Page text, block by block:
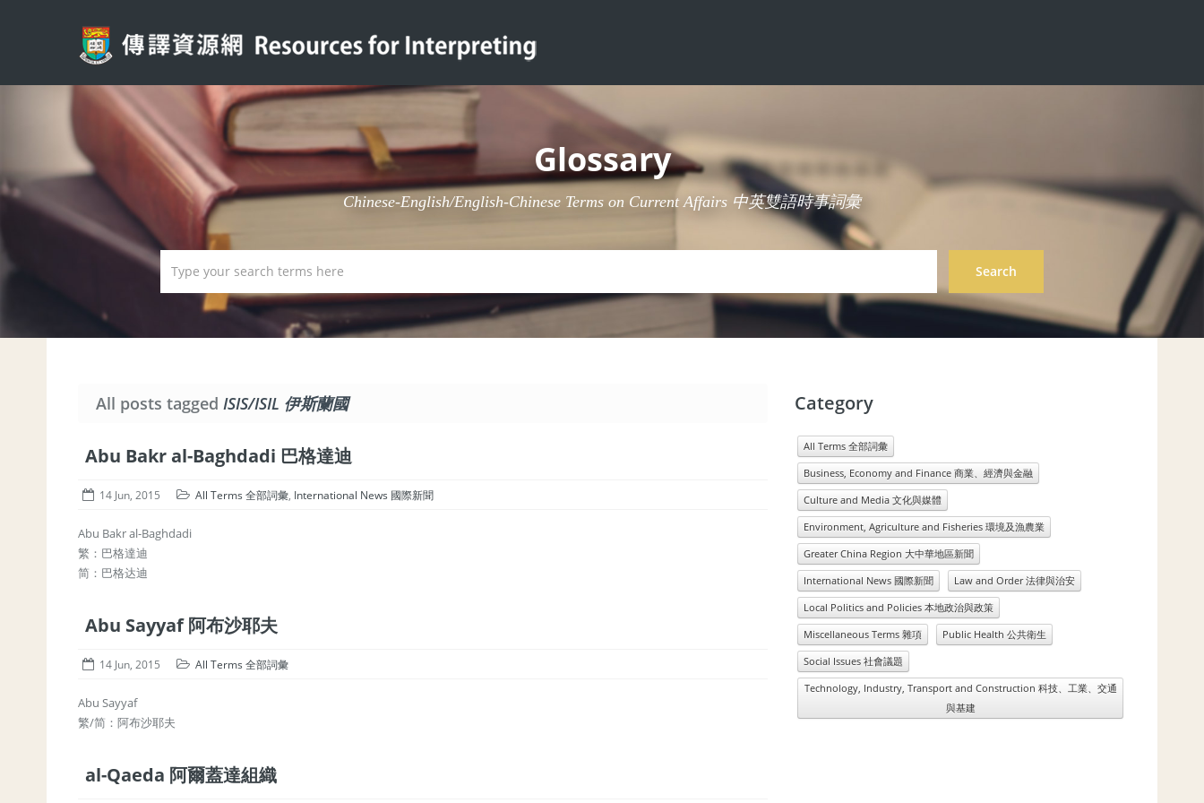
Glossary
Chinese-English/English-Chinese Terms on Current Affairs 中英雙語時事詞彙
All posts tagged ISIS/ISIL 伊斯蘭國
Abu Bakr al-Baghdadi 巴格達迪
14 Jun, 2015 All Terms 全部詞彙, International News 國際新聞
Abu Bakr al-Baghdadi
繁：巴格達迪
简：巴格达迪
Abu Sayyaf 阿布沙耶夫
14 Jun, 2015 All Terms 全部詞彙
Abu Sayyaf
繁/简：阿布沙耶夫
al-Qaeda 阿爾蓋達組織
Category
All Terms 全部詞彙
Business, Economy and Finance 商業、經濟與金融
Culture and Media 文化與媒體
Environment, Agriculture and Fisheries 環境及漁農業
Greater China Region 大中華地區新聞
International News 國際新聞
Law and Order 法律與治安
Local Politics and Policies 本地政治與政策
Miscellaneous Terms 雜項
Public Health 公共衛生
Social Issues 社會議題
Technology, Industry, Transport and Construction 科技、工業、交通
與基建